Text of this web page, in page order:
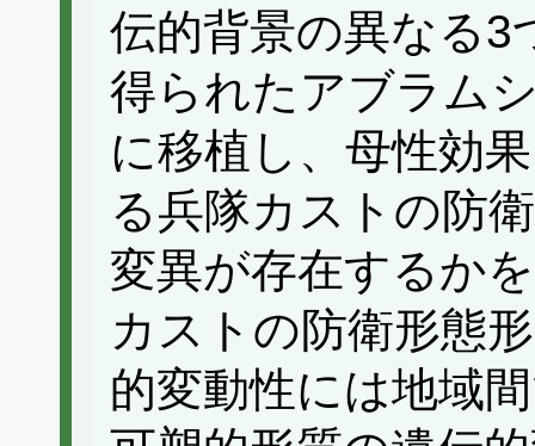
伝的背景の異なる3
得られたアブラム
に移植し、母性効
る兵隊カストの防
変異が存在するか
カストの防衛形態
的変動性には地域